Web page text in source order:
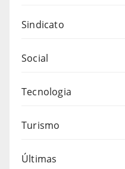
Sindicato
Social
Tecnologia
Turismo
Últimas